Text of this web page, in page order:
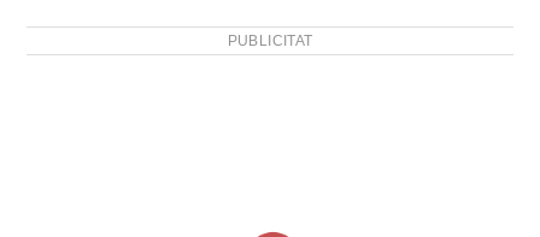
PUBLICITAT